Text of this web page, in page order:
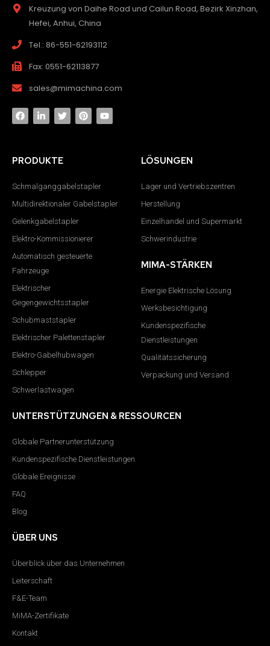
Kreuzung von Daihe Road und Cailun Road, Bezirk Xinzhan,
Hefei, Anhui, China
Tel.: 86-551-62193112
Fax: 0551-62113877
sales@mimachina.com
PRODUKTE
Schmalganggabelstapler
Multidirektionaler Gabelstapler
Gelenkgabelstapler
Elektro-Kommissionierer
Automatisch gesteuerte
Fahrzeuge
Elektrischer
Gegengewichtsstapler
Schubmaststapler
Elektrischer Palettenstapler
Elektro-Gabelhubwagen
Schlepper
Schwerlastwagen
LÖSUNGEN
Lager und Vertriebszentren
Herstellung
Einzelhandel und Supermarkt
Schwerindustrie
MIMA-STÄRKEN
Energie Elektrische Lösung
Werksbesichtigung
Kundenspezifische
Dienstleistungen
Qualitätssicherung
Verpackung und Versand
UNTERSTÜTZUNGEN & RESSOURCEN
Globale Partnerunterstützung
Kundenspezifische Dienstleistungen
Globale Ereignisse
FAQ
Blog
ÜBER UNS
Überblick über das Unternehmen
Leiterschaft
F&E-Team
MiMA-Zertifikate
Kontakt